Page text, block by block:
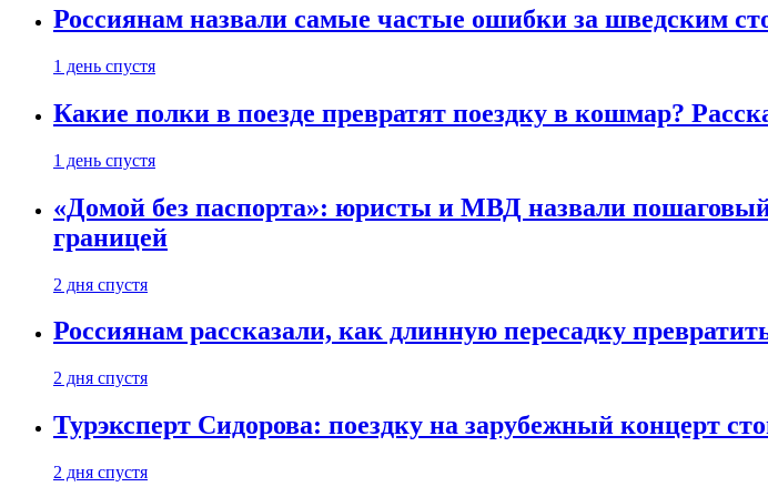
Россиянам назвали самые частые ошибки за шведским
1 день спустя
Какие полки в поезде превратят поездку в кошмар?
1 день спустя
«Домой без паспорта»: юристы и МВД назвали пошаговый
границей
2 дня спустя
Россиянам рассказали, как длинную пересадку
2 дня спустя
Турэксперт Сидорова: поездку на зарубежный концерт
2 дня спустя